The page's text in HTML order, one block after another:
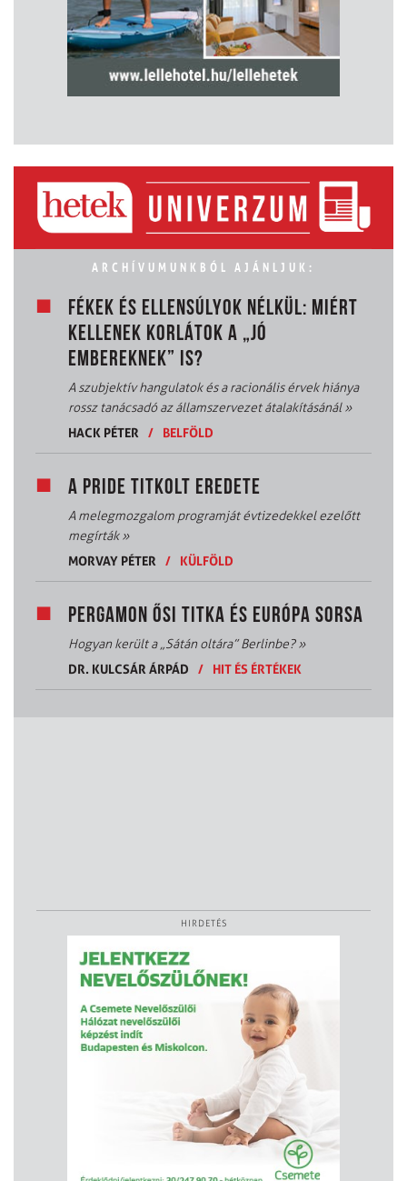
ARCHÍVUMUNKBÓL AJÁNLJUK:
FÉKEK ÉS ELLENSÚLYOK NÉLKÜL: MIÉRT
KELLENEK KORLÁTOK A „JÓ
EMBEREKNEK” IS?
A szubjektív hangulatok és a racionális érvek hiánya
rossz tanácsadó az államszervezet átalakításánál»
HACK PÉTER / BELFÖLD
A PRIDE TITKOLT EREDETE
A melegmozgalom programját évtizedekkel ezelőtt
megírták»
MORVAY PÉTER / KÜLFÖLD
PERGAMON ŐSI TITKA ÉS EURÓPA SORSA
Hogyan került a „Sátán oltára” Berlinbe?»
DR. KULCSÁR ÁRPÁD
/ HIT ÉS ÉRTÉKEK
HIRDETÉS